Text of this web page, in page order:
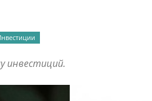
инвестиций.